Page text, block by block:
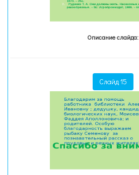
Описание слайда:
Слайд 15